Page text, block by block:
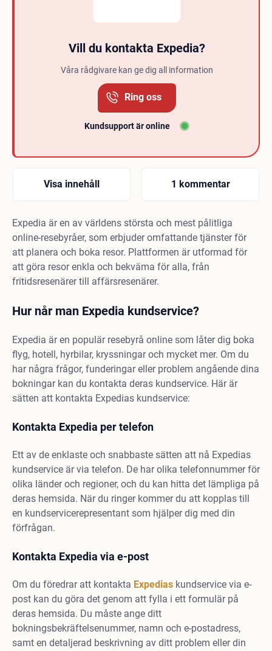
Vill du kontakta Expedia?
Våra rådgivare kan ge dig all information
Ring oss
Kundsupport är online
Visa innehåll 1 kommentar
Expedia är en av världens största och mest pålitliga
online-resebyråer, som erbjuder omfattande tjänster för
att planera och boka resor. Plattformen är utformad för
att göra resor enkla och bekväma för alla, från
fritidsresenärer till affärsresenärer.
Hur når man Expedia kundservice?
Expedia är en populär resebyrå online som låter dig boka
flyg, hotell, hyrbilar, kryssningar och mycket mer. Om du
har några frågor, funderingar eller problem angående dina
bokningar kan du kontakta deras kundservice. Här är
sätten att kontakta Expedias kundservice:
Kontakta Expedia per telefon
Ett av de enklaste och snabbaste sätten att nå Expedias
kundservice är via telefon. De har olika telefonnummer för
olika länder och regioner, och du kan hitta det lämpliga på
deras hemsida. När du ringer kommer du att kopplas till
en kundservicerepresentant som hjälper dig med din
förfrågan.
Kontakta Expedia via e-post
Om du föredrar att kontakta Expedias kundservice via e-
post kan du göra det genom att fylla i ett formulär på
deras hemsida. Du måste ange ditt
bokningsbekräftelsenummer, namn och e-postadress,
samt en detaljerad beskrivning av ditt problem eller din